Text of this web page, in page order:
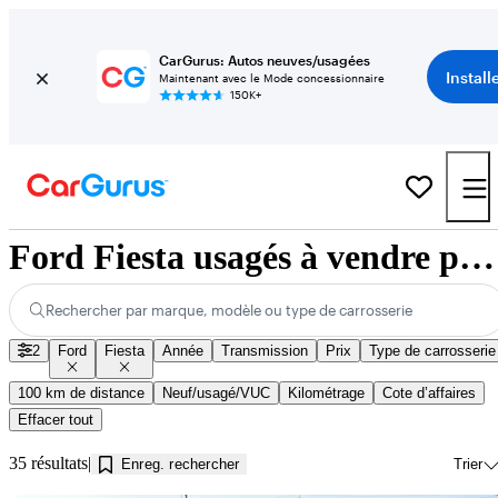
CarGurus: Autos neuves/usagées
Maintenant avec le Mode concessionnaire
150K+
Ford Fiesta usagés à vendre près de Innisfil, ON
Rechercher par marque, modèle ou type de carrosserie
2 Ford Fiesta Année Transmission Prix Type de carrosserie
100 km de distance Neuf/usagé/VUC Kilométrage
Cote d’affaires
Effacer tout
35 résultats Enreg. rechercher Trier